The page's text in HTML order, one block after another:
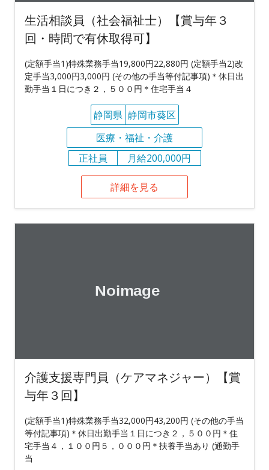
生活相談員（社会福祉士）【賞与年３
回・時間で有休取得可】
(定額手当1)特殊業務手当19,800円22,880円 (定額手当2)改
定手当3,000円3,000円 (その他の手当等付記事項)＊休日出
勤手当１日につき２，５００円＊住宅手当４
静岡県 静岡市葵区
医療・福祉・介護
正社員
月給200,000円
詳細を見る
介護支援専門員（ケアマネジャー）【賞
与年３回】
(定額手当1)特殊業務手当32,000円43,200円 (その他の手当
等付記事項)＊休日出勤手当１日につき２，５００円＊住
宅手当４，１００円５，０００円＊扶養手当あり (通勤手
当